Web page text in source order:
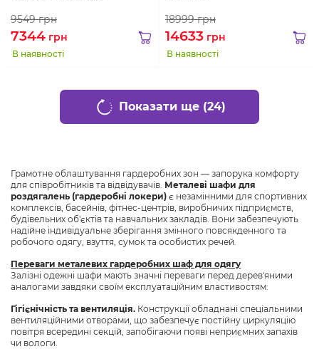
9549грн
7344 грн
В наявності
18999грн
14633 грн
В наявності
Показати ще (24)
Грамотне облаштування гардеробних зон — запорука комфорту
для співробітників та відвідувачів. Металеві шафи для
роздягалень (гардеробні локери) є незамінними для спортивних
комплексів, басейнів, фітнес-центрів, виробничих підприємств,
будівельних об'єктів та навчальних закладів. Вони забезпечують
надійне індивідуальне зберігання змінного повсякденного та
робочого одягу, взуття, сумок та особистих речей.
Переваги металевих гардеробних шаф для одягу
Залізні одежні шафи мають значні переваги перед дерев'яними
аналогами завдяки своїм експлуатаційним властивостям:
Гігієнічність та вентиляція. Конструкції обладнані спеціальними
вентиляційними отворами, що забезпечує постійну циркуляцію
повітря всередині секцій, запобігаючи появі неприємних запахів
чи вологи.